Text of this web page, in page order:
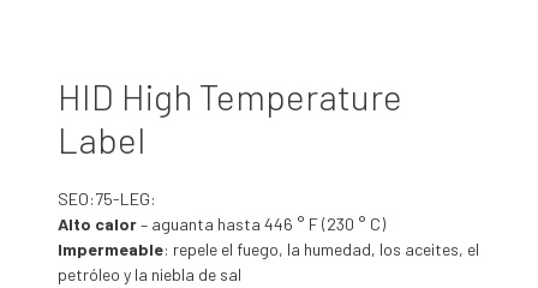
HID High Temperature
Label
SEO:75-LEG:
Alto calor– aguanta hasta 446 ° F (230 ° C)
Impermeable: repele el fuego, la humedad, los aceites, el
petróleo y la niebla de sal